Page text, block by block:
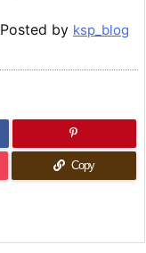
Posted by ksp_blog
Copy